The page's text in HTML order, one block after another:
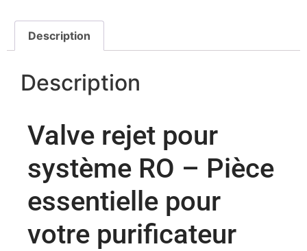
Description
Description
Valve rejet pour
système RO – Pièce
essentielle pour
votre purificateur